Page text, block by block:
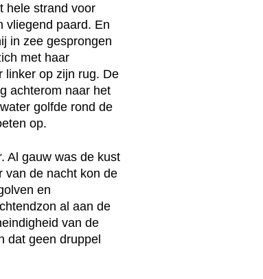
hele strand voor
vliegend paard. En
in zee gesprongen
met haar
linker op zijn rug. De
achterom naar het
golfde rond de
op.
Al gauw was de kust
van de nacht kon de
en
al aan de
van de
dat geen druppel